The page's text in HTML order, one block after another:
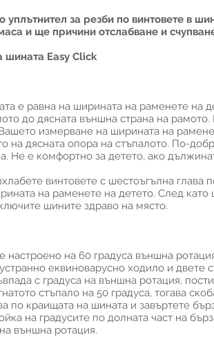
за резби по винтовете в
и ще причини отслабване и
шината Easy Click
е равна на ширината на раменете на
до дясната външна страна на
измерване на ширината на
на дясната опора на стъпалото. По-
Не е комфортно за детето, ако
винтовете с шестоъгълна глава
на раменете на детето. След
шините здраво на място.
на 60 градуса външна
еквиноварусно ходило и двете
с градуса на външна ротация,
стъпало на 50 градуса, тогава
по краищата на шината и завъртете
на градусите по долната част на
външна ротация.